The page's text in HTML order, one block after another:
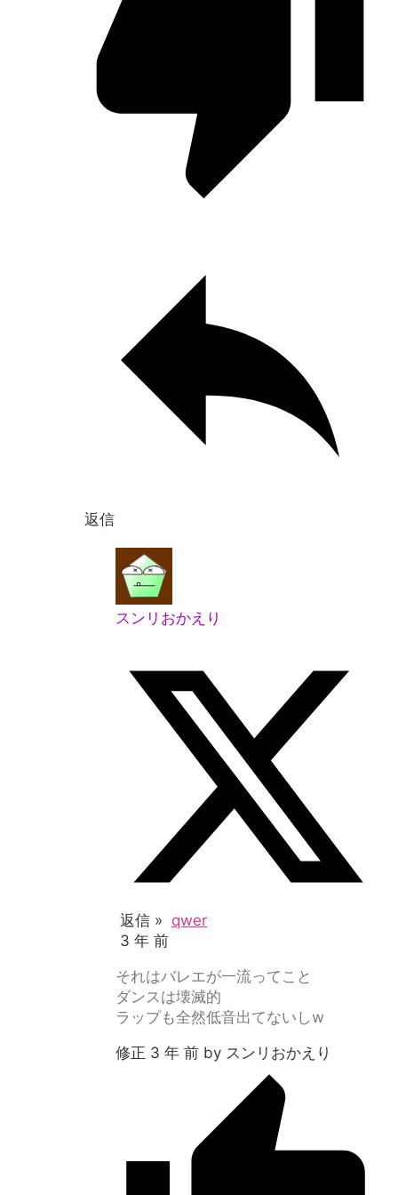
返信
スンリおかえり
返信 » qwer
3 年 前
それはバレエが一流ってこと
ダンスは壊滅的
ラップも全然低音出てないしw
修正 3 年 前 by スンリおかえり